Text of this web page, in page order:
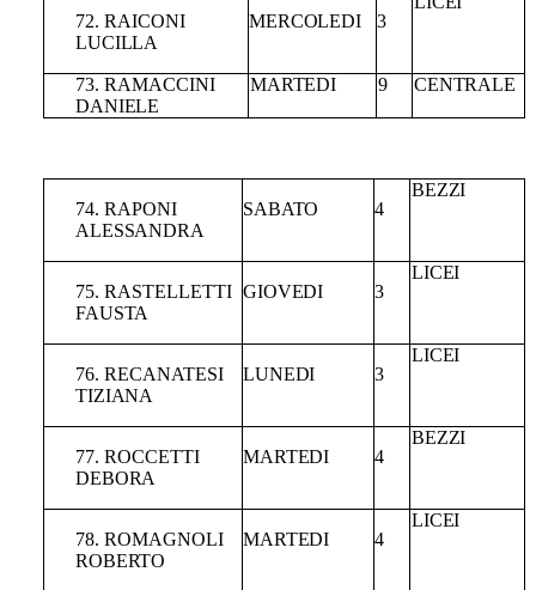
72. RAICONI
LUCILLA
MERCOLEDI 3
73. RAMACCINI
DANIELE
MARTEDI 9 CENTRALE
74. RAPONI
ALESSANDRA
SABATO 4
BEZZI
75. RASTELLETTI
FAUSTA
GIOVEDI 3
LICEI
76. RECANATESI
TIZIANA
LUNEDI 3
LICEI
77. ROCCETTI
DEBORA
MARTEDI 4
BEZZI
78. ROMAGNOLI
ROBERTO
MARTEDI 4
LICEI